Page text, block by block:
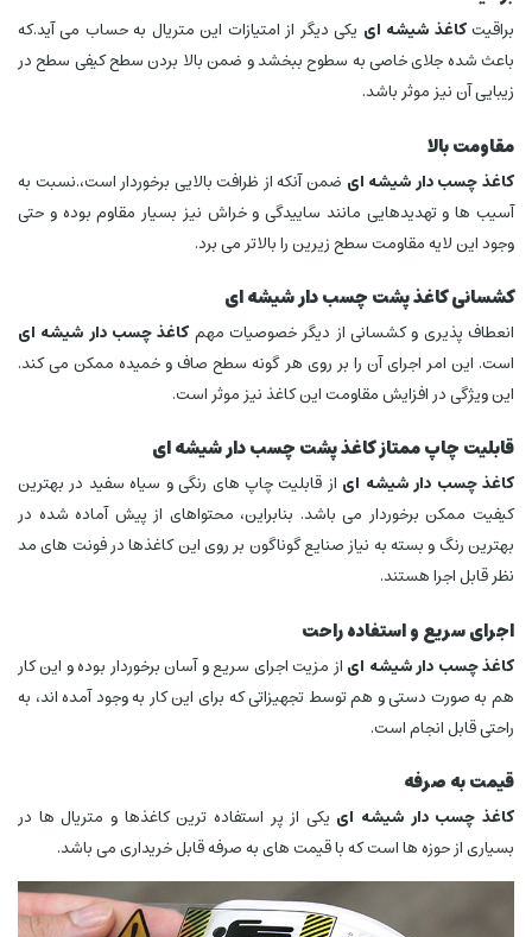
براقیتکاغذ شیشه ای یکی دیگر از امتیازات این متریال به حساب می‌ آید.که
باعث شده جلای خاصی به سطوح ببخشد و ضمن بالا بردن سطح کیفی سطح در
زیبایی آن نیز موثر باشد.
مقاومت بالا
کاغذ چسب دار شیشه ای ضمن آنکه از ظرافت بالایی برخوردار است،.نسبت به
آسیب‌ ها و تهدیدهایی مانند ساییدگی و خراش نیز بسیار مقاوم بوده و حتی
وجود این لایه مقاومت سطح زیرین را بالاتر می‌ برد.
کشسانی کاغذ پشت چسب دار شیشه ای
انعطاف پذیری و کشسانی از دیگر خصوصیات مهم کاغذ چسب دار شیشه ای
است. این امر اجرای آن را بر روی هر گونه سطح صاف و خمیده ممکن می کند.
این ویژگی در افزایش مقاومت این کاغذ نیز موثر است.
قابلیت چاپ ممتاز کاغذ پشت چسب دار شیشه ای
کاغذ چسب دار شیشه ای از قابلیت چاپ‌ های رنگی و سیاه سفید در بهترین
کیفیت ممکن برخوردار می‌ باشد. بنابراین، محتواهای از پیش آماده شده در
بهترین رنگ و بسته به نیاز صنایع گوناگون بر روی این کاغذها در فونت های مد
نظر قابل اجرا هستند.
اجرای سریع و استفاده راحت
کاغذ چسب دار شیشه ای از مزیت اجرای سریع و آسان برخوردار بوده و این کار
هم به صورت دستی و هم توسط تجهیزاتی که برای این کار به وجود آمده اند، به
راحتی قابل انجام است.
قیمت به صرفه
کاغذ چسب دار شیشه ای یکی از پر استفاده ترین کاغذها و متریال ها در
بسیاری از حوزه ها است که با قیمت های به صرفه قابل خریداری می باشد.